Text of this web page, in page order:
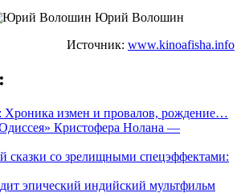
Юрий Волошин
Источник: www.kinoafisha.info
Хроника измен и провалов, рождение…
Кристофера Нолана —
сказки со зрелищными спецэффектами:
эпический индийский мультфильм